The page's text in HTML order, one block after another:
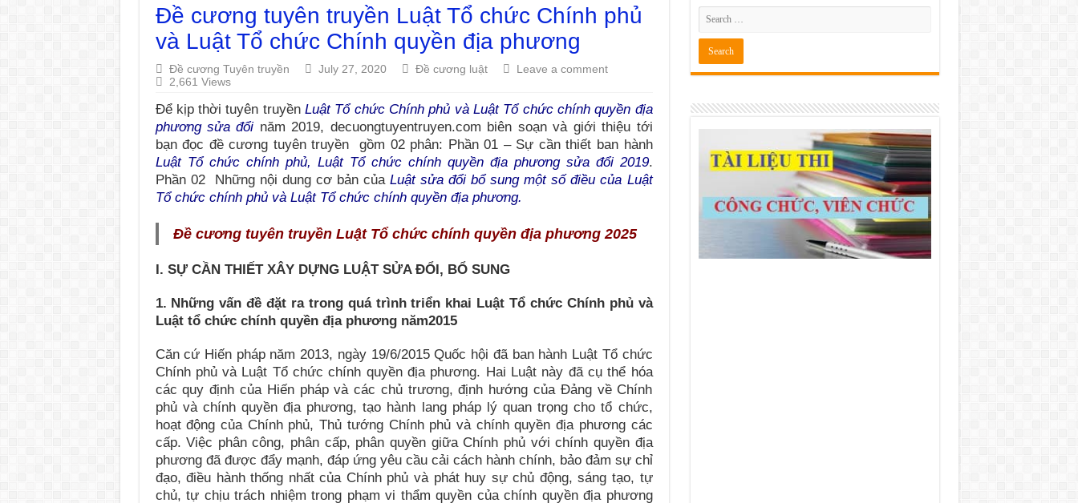
Đề cương tuyên truyền Luật Tổ chức Chính phủ
và Luật Tổ chức Chính quyền địa phương
Đề cương Tuyên truyền July 27, 2020 Đề cương luật
Leave a comment
2,661 Views
Để kịp thời tuyên truyềnLuật Tổ chức Chính phủ và Luật Tổ chức chính quyền địa
phương sửa đổi năm 2019, decuongtuyentruyen.com biên soạn và giới thiệu tới
bạn đọc đề cương tuyên truyền gồm 02 phân: Phần 01 – Sự cần thiết ban hành
Luật Tổ chức chính phủ, Luật Tổ chức chính quyền địa phương sửa đổi 2019.
Phần 02 Những nội dung cơ bản của Luật sửa đổi bổ sung một số điều của Luật
Tổ chức chính phủ và Luật Tổ chức chính quyền địa phương.
Đề cương tuyên truyền Luật Tổ chức chính quyền địa phương 2025
I. SỰ CẦN THIẾT XÂY DỰNG LUẬT SỬA ĐỔI, BỔ SUNG
1. Những vấn đề đặt ra trong quá trình triển khai Luật Tổ chức Chính phủ và
Luật tổ chức chính quyền địa phương năm2015
Căn cứ Hiến pháp năm 2013, ngày 19/6/2015 Quốc hội đã ban hành Luật Tổ chức
Chính phủ và Luật Tổ chức chính quyền địa phương. Hai Luật này đã cụ thể hóa
các quy định của Hiến pháp và các chủ trương, định hướng của Đảng về Chính
phủ và chính quyền địa phương, tạo hành lang pháp lý quan trọng cho tổ chức,
hoạt động của Chính phủ, Thủ tướng Chính phủ và chính quyền địa phương các
cấp. Việc phân công, phân cấp, phân quyền giữa Chính phủ với chính quyền địa
phương đã được đẩy mạnh, đáp ứng yêu cầu cải cách hành chính, bảo đảm sự chỉ
đạo, điều hành thống nhất của Chính phủ và phát huy sự chủ động, sáng tạo, tự
chủ, tự chịu trách nhiệm trong phạm vi thẩm quyền của chính quyền địa phương